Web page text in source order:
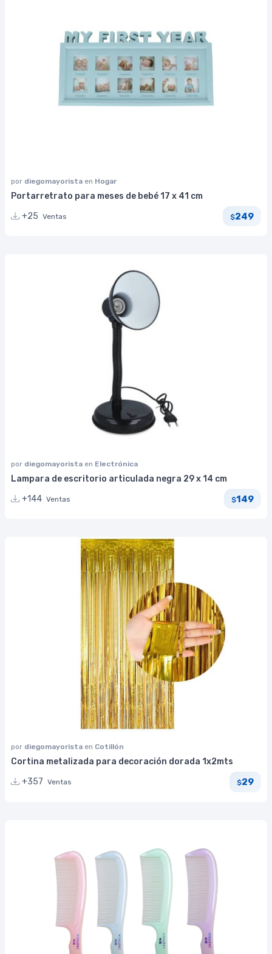
por diegomayorista en Hogar
Portarretrato para meses de bebé 17 x 41 cm
+25 Ventas $249
por diegomayorista en Electrónica
Lampara de escritorio articulada negra 29 x 14 cm
+144 Ventas $149
por diegomayorista en Cotillón
Cortina metalizada para decoración dorada 1x2mts
+357 Ventas $29